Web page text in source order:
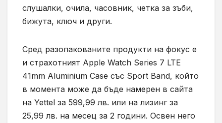
слушалки, очила, часовник, четка за зъби,
бижута, ключ и други.
Сред разопакованите продукти на фокус е
и страхотният Apple Watch Series 7 LTE
41mm Aluminium Case със Sport Band, който
в момента може да бъде намерен в сайта
на Yettel за 599,99 лв. или на лизинг за
25,99 лв. на месец за 2 години. Освен него